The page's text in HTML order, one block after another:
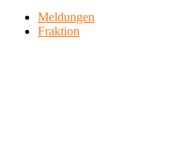
Meldungen
Fraktion